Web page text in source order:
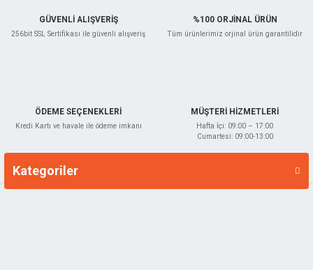
GÜVENLİ ALIŞVERİŞ
256bit SSL Sertifikası ile güvenli alışveriş
%100 ORJİNAL ÜRÜN
Tüm ürünlerimiz orjinal ürün garantilidir
ÖDEME SEÇENEKLERİ
Kredi Kartı ve havale ile ödeme imkanı
MÜŞTERİ HİZMETLERİ
Hafta İçi: 09:00 – 17:00
Cumartesi: 09:00-13:00
Kategoriler
Markalar